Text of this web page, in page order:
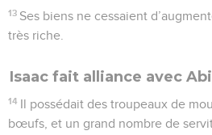
13 Ses biens ne cessaient
très riche.
Isaac fait alliance avec
14 Il possédait des troupeaux de
bœufs, et un grand nombre de